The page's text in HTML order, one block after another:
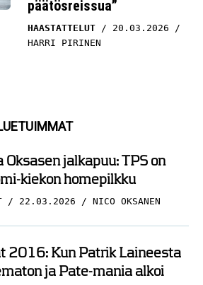
HAASTATTELUT
20.03.2026
kiekon homepilkku
22.03.2026 NICO OKSANEN
2016: Kun Patrik Laineesta
ja Pate-mania alkoi
19.05.2025 TBR MEDIA